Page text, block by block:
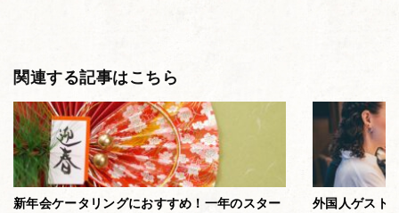
関連する記事はこちら
新年会ケータリングにおすすめ！一年のスター
外国人ゲスト